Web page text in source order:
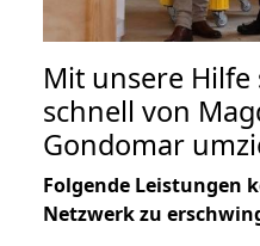
Mit unsere
schnell von
Gondomar
Folgende Leistungen
Netzwerk zu